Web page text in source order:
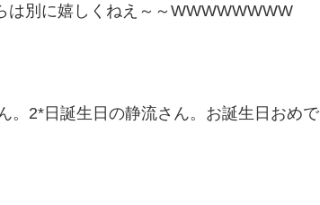
別に嬉しくねえ～～WWWWWWWW
。2*日誕生日の静流さん。お誕生日おめで